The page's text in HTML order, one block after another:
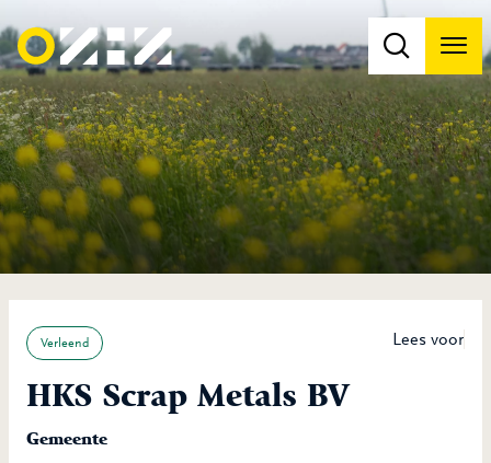
Lees voor
Verleend
HKS Scrap Metals BV
Gemeente